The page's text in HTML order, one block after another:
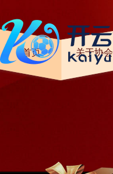
首页 关于协会